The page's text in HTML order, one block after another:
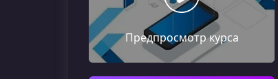
Предпросмотр курса